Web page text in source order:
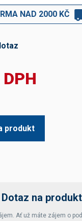
NAD 2000 KČ
produkt
Dotaz na produkt
Ať už máte zájem o